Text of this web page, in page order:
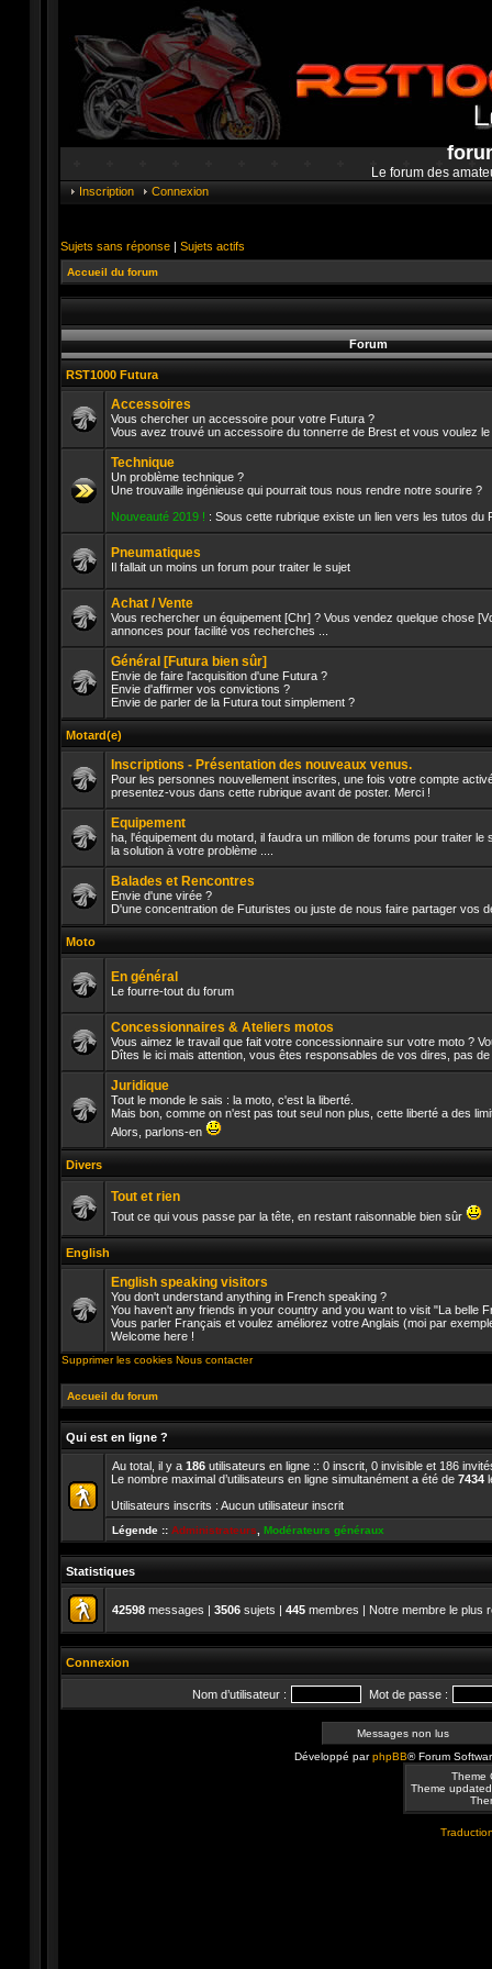
Le forum des
Inscription Connexion
Sujets sans réponse | Sujets actifs
Accueil du forum
Forum
RST1000 Futura
Aucun
message
non
Accessoires
Vous chercher un accessoire pour votre Futura ?
Vous avez trouvé un accessoire du tonnerre de Brest et vous voulez
Aucun
message
non
Technique
Un problème technique ?
Une trouvaille ingénieuse qui pourrait tous nous rendre notre sourire ?
Nouveauté 2019 ! : Sous cette rubrique existe un lien vers les tutos du
message
non
Pneumatiques
Il fallait un moins un forum pour traiter le sujet
Aucun
message
non
Achat / Vente
Vous rechercher un équipement [Chr] ? Vous vendez quelque chose
annonces pour facilité vos recherches ...
Aucun
message
lu
Général [Futura bien sûr]
Envie de faire l'acquisition d'une Futura ?
Envie d'affirmer vos convictions ?
Envie de parler de la Futura tout simplement ?
Motard(e)
Aucun
message
non
Inscriptions - Présentation des nouveaux venus.
Pour les personnes nouvellement inscrites, une fois votre compte
presentez-vous dans cette rubrique avant de poster. Merci !
Aucun
message
non
Equipement
ha, l'équipement du motard, il faudra un million de forums pour traiter le
la solution à votre problème ....
Aucun
message
lu
Balades et Rencontres
Envie d'une virée ?
D'une concentration de Futuristes ou juste de nous faire partager vos
Moto
message
non
En général
Le fourre-tout du forum
Aucun
message
non
Concessionnaires & Ateliers motos
Vous aimez le travail que fait votre concessionnaire sur votre moto ?
Dîtes le ici mais attention, vous êtes responsables de vos dires, pas
Aucun
lu
Juridique
Tout le monde le sais : la moto, c'est la liberté.
Mais bon, comme on n'est pas tout seul non plus, cette liberté a des
Alors, parlons-en
Divers
message
non
lu
Tout et rien
Tout ce qui vous passe par la tête, en restant raisonnable bien sûr
English
Aucun
message
non
lu
English speaking visitors
You don't understand anything in French speaking ?
You haven't any friends in your country and you want to visit "La belle
Vous parler Français et voulez améliorez votre Anglais (moi par
Welcome here !
Supprimer les cookies Nous contacter
Accueil du forum
Qui est en ligne ?
Au total, il y a 186 utilisateurs en ligne :: 0 inscrit, 0 invisible et 186
Le nombre maximal d’utilisateurs en ligne simultanément a été de 7434
Utilisateurs inscrits : Aucun utilisateur inscrit
Légende :: Administrateurs Modérateurs généraux
Statistiques
42598 messages | 3506 sujets | 445 membres | Notre membre le plus
Connexion
Nom d’utilisateur : Mot de passe :
Messages non lus
Développé parphpBB® Forum
Theme
Theme